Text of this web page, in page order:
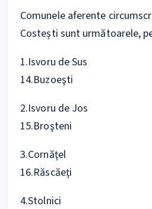
Comunele aferente
Costești sunt următoarele,
1.Isvoru
14.Buzoeşti
2.Isvoru
15.Broşteni
16.Răscăeţi